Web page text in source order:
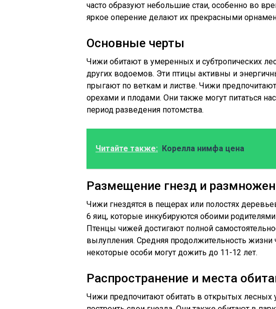
часто образуют небольшие стаи, особенно во
яркое оперение делают их прекрасными
Основные черты
Чижи обитают в умеренных и субтропических
других водоемов. Эти птицы активны и
прыгают по веткам и листве. Чижи
орехами и плодами. Они также могут питаться
период разведения потомства.
Читайте также: Корелла нимфа цена
Размещение гнезд и
Чижи гнездятся в пещерах или полостях
6 яиц, которые инкубируются обоими
Птенцы чижей достигают полной
вылупления. Средняя продолжительность жизни
некоторые особи могут дожить до 11-12 лет.
Распространение и места
Чижи предпочитают обитать в открытых лесных